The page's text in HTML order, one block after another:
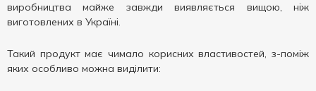
виробництва майже завжди виявляється вищою, ніж
виготовлених в Україні.
Такий продукт має чимало корисних властивостей, з-поміж
яких особливо можна виділити: